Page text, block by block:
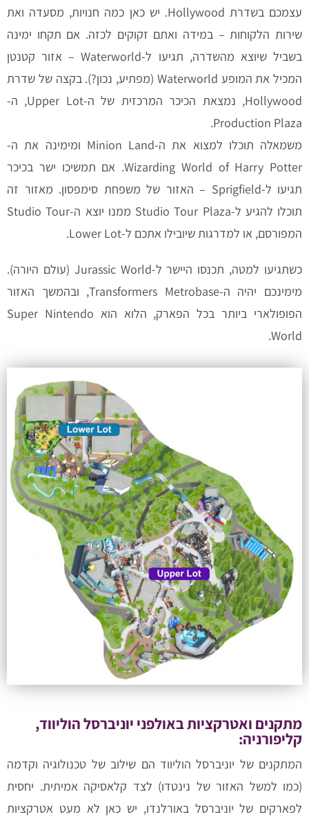
עצמכם בשדרת Hollywood. יש כאן כמה חנויות, מסעדה ואת
שירות הלקוחות – במידה ואתם זקוקים לכזה. אם תקחו ימינה
בשביל שיוצא מהשדרה, תגיעו ל-Waterworld – אזור קטנטן
המכיל את המופע Waterworld (מפתיע, נכון?). בקצה של שדרת
Hollywood, נמצאת הכיכר המרכזית של ה-Upper Lot, ה-
Production Plaza.
משמאלה תוכלו למצוא את ה-Minion Land ומימינה את ה-
Wizarding World of Harry Potter. אם תמשיכו ישר בכיכר
תגיעו ל-Sprigfield – האזור של משפחת סימפסון. מאזור זה
תוכלו להגיע ל-Studio Tour Plaza ממנו יוצא ה-Studio Tour
המפורסם, או למדרגות שיובילו אתכם ל-Lower Lot.
כשתגיעו למטה, תכנסו היישר ל-Jurassic World (עולם היורה).
מימינכם יהיה ה-Transformers Metrobase, ובהמשך האזור
הפופולארי ביותר בכל הפארק, הלוא הוא Super Nintendo
World.
מתקנים ואטרקציות באולפני יוניברסל הוליווד,
קליפורניה:​
המתקנים של יוניברסל הוליווד הם שילוב של טכנולוגיה וקדמה
(כמו למשל האזור של נינטדו) לצד קלאסיקה אמיתית. יחסית
לפארקים של יוניברסל באורלנדו, יש כאן לא מעט אטרקציות